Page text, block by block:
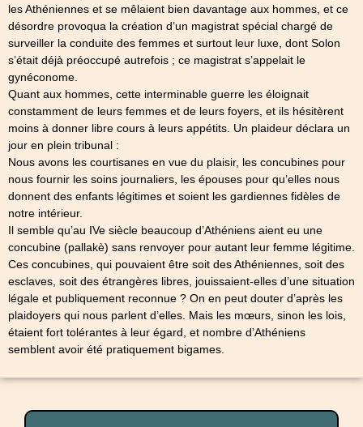
les Athéniennes et se mêlaient bien davantage aux hommes, et ce
désordre provoqua la création d’un magistrat spécial chargé de
surveiller la conduite des femmes et surtout leur luxe, dont Solon
s’était déjà préoccupé autrefois ; ce magistrat s’appelait le
gynéconome.
Quant aux hommes, cette interminable guerre les éloignait
constamment de leurs femmes et de leurs foyers, et ils hésitèrent
moins à donner libre cours à leurs appétits. Un plaideur déclara un
jour en plein tribunal :
Nous avons les courtisanes en vue du plaisir, les concubines pour
nous fournir les soins journaliers, les épouses pour qu’elles nous
donnent des enfants légitimes et soient les gardiennes fidèles de
notre intérieur.
Il semble qu’au IVe siècle beaucoup d’Athéniens aient eu une
concubine (pallakè) sans renvoyer pour autant leur femme légitime.
Ces concubines, qui pouvaient être soit des Athéniennes, soit des
esclaves, soit des étrangères libres, jouissaient-elles d’une situation
légale et publiquement reconnue ? On en peut douter d’après les
plaidoyers qui nous parlent d’elles. Mais les mœurs, sinon les lois,
étaient fort tolérantes à leur égard, et nombre d’Athéniens
semblent avoir été pratiquement bigames.